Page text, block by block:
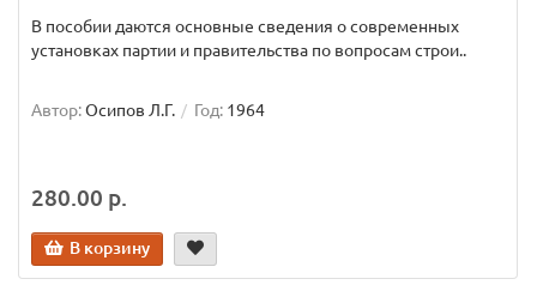
В пособии даются основные сведения о современных
установках партии и правительства по вопросам строи..
Автор:Осипов Л.Г. Год: 1964
280.00 р.
В корзину